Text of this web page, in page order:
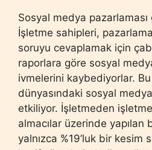
Sosyal medya
İşletme sahipleri,
soruyu cevaplamak için
raporlara göre sosyal
ivmelerini kaybediyorlar.
dünyasındaki sosyal
etkiliyor. İşletmeden
almacılar üzerinde yapılan
yalnızca %19’luk bir kesim